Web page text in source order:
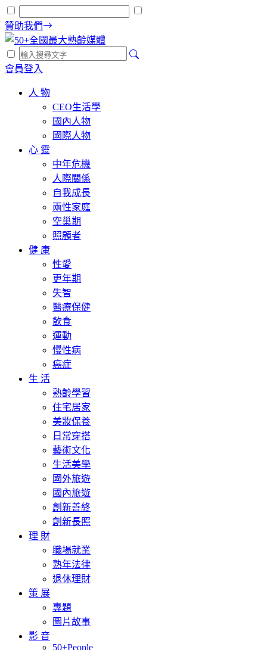
贊助我們
會員登入
人 物
CEO生活學
國內人物
國際人物
心 靈
中年危機
人際關係
自我成長
兩性家庭
空巢期
照顧者
健 康
性愛
更年期
失智
醫療保健
飲食
運動
慢性病
癌症
生 活
熟齡學習
住宅居家
美妝保養
日常穿搭
藝術文化
生活美學
國外旅遊
國內旅遊
創新善終
創新長照
理 財
職場就業
熟年法律
退休理財
策 展
專題
圖片故事
影 音
50+People